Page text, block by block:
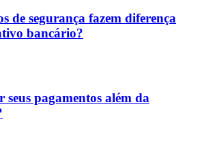
de segurança fazem diferença
bancário?
seus pagamentos além da